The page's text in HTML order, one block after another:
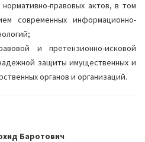
правовых актов, в том
современных информационно-
и претензионно-исковой
защиты имущественных и
органов и организаций.
Баротович